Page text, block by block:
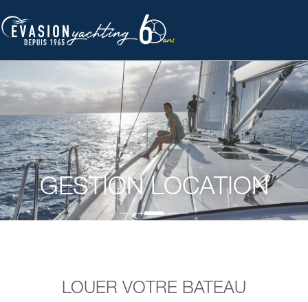
au
contenu
GESTION LOCATION
LOUER VOTRE BATEAU